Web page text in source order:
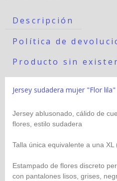
Descripción
Política de
Producto sin
Jersey sudadera mujer "Flor lila"
Jersey ablusonado, cálido de
flores, estilo sudadera
Talla única equivalente a una
Estampado de flores discreto
con pantalones lisos, grises,